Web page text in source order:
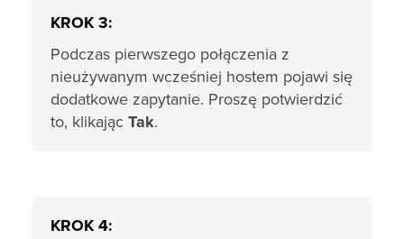
KROK 3:
Podczas pierwszego połączenia z
nieużywanym wcześniej hostem pojawi się
dodatkowe zapytanie. Proszę potwierdzić
to, klikając Tak.
KROK 4: